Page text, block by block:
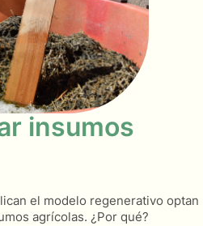
insumos
el modelo regenerativo optan
agrícolas. ¿Por qué?